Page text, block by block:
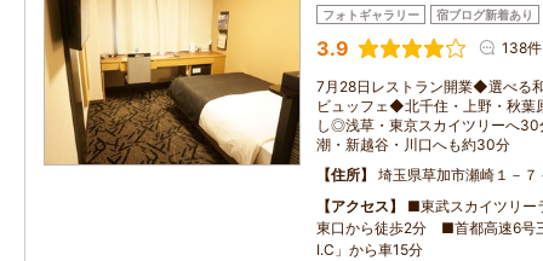
フォトギャラリー 宿ブログ新着あり
3.9 138件
7月28日レストラン開業◆選べる
ビュッフェ◆北千住・上野・秋葉
し◎浅草・東京スカイツリーへ30
潮・新越谷・川口へも約30分
住所
埼玉県草加市瀬崎１－７
アクセス
■東武スカイツリー
東口から徒歩2分 ■首都高速6号
I.C」から車15分